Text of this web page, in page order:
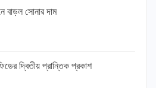
বাড়ল সোনার দাম
দ্বিতীয় প্রান্তিক প্রকাশ